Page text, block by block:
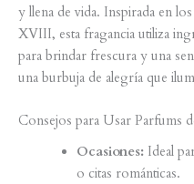
y llena de vida. Inspirada en
XVIII, esta fragancia utiliza
para brindar frescura y una
una burbuja de alegría que
Consejos para Usar Parfums
Ocasiones:Ideal
o citas románticas.